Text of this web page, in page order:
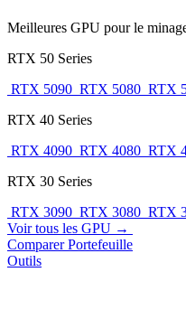
Meilleures GPU pour le
RTX 50 Series
RTX 5090 RTX 5080 RTX
RTX 40 Series
RTX 4090 RTX 4080 RTX
RTX 30 Series
RTX 3090 RTX 3080 RTX
Voir tous les GPU →
ComparerPortefeuille
Outils